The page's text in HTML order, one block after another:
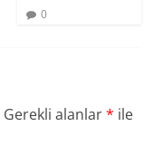
0
Gerekli alanlar* ile